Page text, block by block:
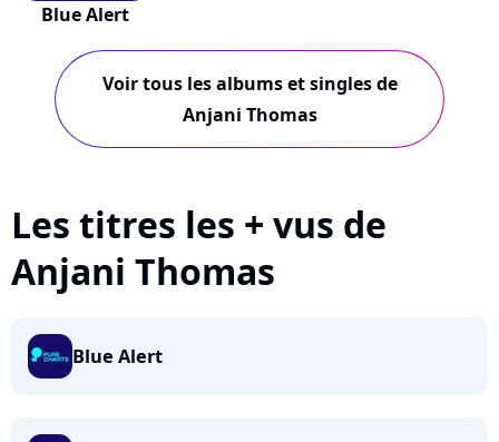
Blue Alert
Voir tous les albums et singles de
Anjani Thomas
Les titres les + vus de
Anjani Thomas
Blue Alert